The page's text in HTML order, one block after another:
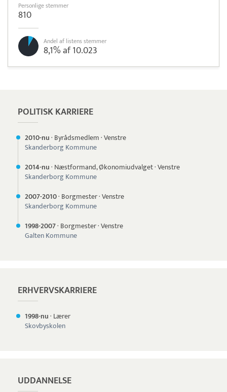
Personlige stemmer
810
Andel af listens stemmer
8,1% af 10.023
POLITISK KARRIERE
2010-nu· Byrådsmedlem·Venstre
Skanderborg Kommune
2014-nu· Næstformand, Økonomiudvalget·Venstre
Skanderborg Kommune
2007-2010· Borgmester·Venstre
Skanderborg Kommune
1998-2007· Borgmester·Venstre
Galten Kommune
ERHVERVSKARRIERE
1998-nu· Lærer
Skovbyskolen
UDDANNELSE